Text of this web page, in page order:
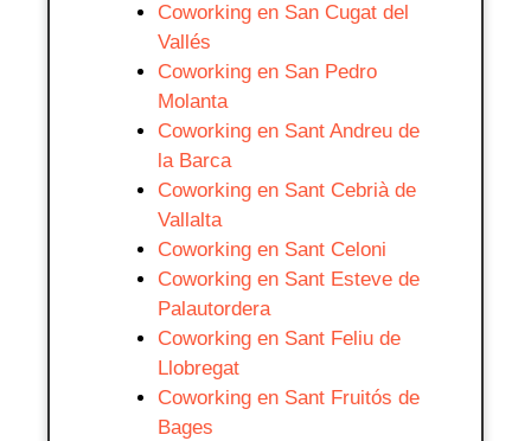
Coworking en San Cugat del
Vallés
Coworking en San Pedro
Molanta
Coworking en Sant Andreu de
la Barca
Coworking en Sant Cebrià de
Vallalta
Coworking en Sant Celoni
Coworking en Sant Esteve de
Palautordera
Coworking en Sant Feliu de
Llobregat
Coworking en Sant Fruitós de
Bages